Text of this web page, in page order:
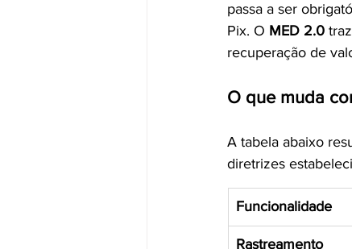
passa a ser
Pix. O MED 2.0
recuperação de
O que muda
A tabela abaixo
diretrizes
Funcionalidade
Rastreamento